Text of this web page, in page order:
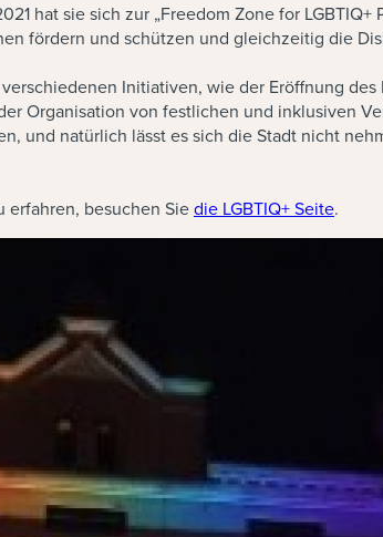
hat sie sich zur „Freedom Zone for
fördern und schützen und gleichzeitig die
Initiativen, wie der Eröffnung
Organisation von festlichen und inklusiven
und natürlich lässt es sich die Stadt nicht
erfahren, besuchen Siedie LGBTIQ+ Seite.